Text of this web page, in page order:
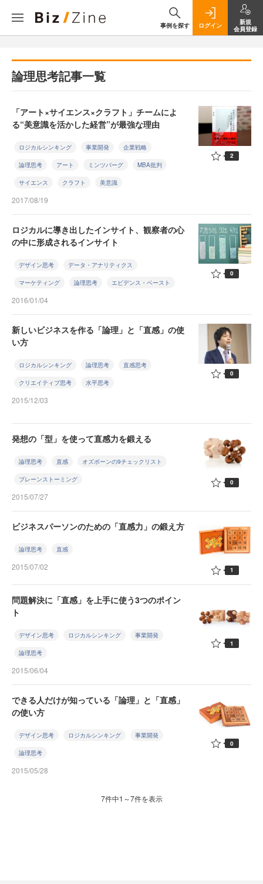
事例を探す ログイン
新規
会員登録
論理思考記事一覧
「アート×サイエンス×クラフト」チームによ
る“美意識を活かした経営”が最強な理由
ロジカルシンキング 事業開発 企業戦略
論理思考 アート ミンツバーグ MBA批判
サイエンス クラフト 美意識
2017/08/19
2
ロジカルに導き出したインサイト、観察者の心
の中に形成されるインサイト
デザイン思考 データ・アナリティクス
マーケティング 論理思考 エビデンス・ベースト
2016/01/04
0
新しいビジネスを作る「論理」と「直感」の使
い方
ロジカルシンキング 論理思考 直感思考
クリエイティブ思考 水平思考
2015/12/03
0
発想の「型」を使って直感力を鍛える
論理思考 直感 オズボーンの9チェックリスト
ブレーンストーミング
2015/07/27
0
ビジネスパーソンのための「直感力」の鍛え方
論理思考 直感
2015/07/02 1
問題解決に「直感」を上手に使う3つのポイン
ト
デザイン思考 ロジカルシンキング 事業開発
論理思考
2015/06/04
1
できる人だけが知っている「論理」と「直感」
の使い方
デザイン思考 ロジカルシンキング 事業開発
論理思考
2015/05/28
0
7件中1～7件を表示